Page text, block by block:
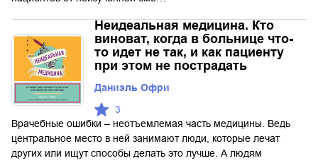
Неидеальная медицина. Кто
виноват, когда в больнице что-
то идет не так, и как пациенту
при этом не пострадать
Даниэль Офри
3
Врачебные ошибки – неотъемлемая часть медицины. Ведь
центральное место в ней занимают люди, которые лечат
других или ищут способы делать это лучше. А людям